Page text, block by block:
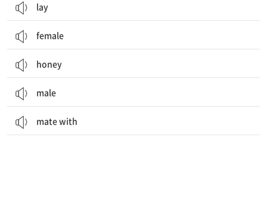
lay
female
honey
male
mate with